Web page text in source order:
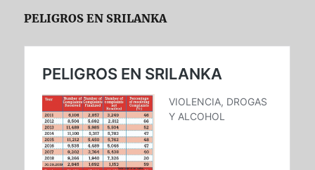
PELIGROS EN SRILANKA